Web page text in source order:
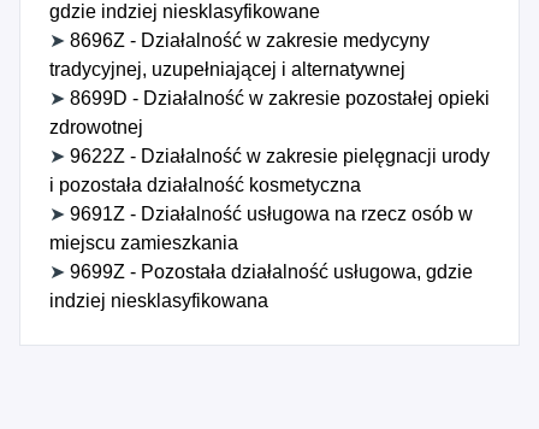
gdzie indziej niesklasyfikowane
➤ 8696Z - Działalność w zakresie medycyny
tradycyjnej, uzupełniającej i alternatywnej
➤ 8699D - Działalność w zakresie pozostałej opieki
zdrowotnej
➤ 9622Z - Działalność w zakresie pielęgnacji urody
i pozostała działalność kosmetyczna
➤ 9691Z - Działalność usługowa na rzecz osób w
miejscu zamieszkania
➤ 9699Z - Pozostała działalność usługowa, gdzie
indziej niesklasyfikowana